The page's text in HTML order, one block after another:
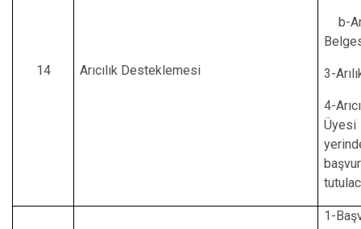
14 Arıcılık Desteklemesi
b-
3-
4-
1-